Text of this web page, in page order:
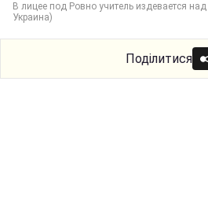
В лицее под Ровно учитель издевается
Украина)
Поділитися